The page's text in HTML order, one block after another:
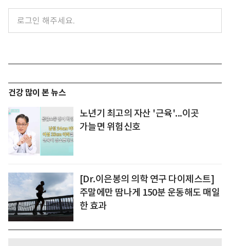
건강 많이 본 뉴스
노년기 최고의 자산 '근육'...이곳
가늘면 위험신호
[Dr.이은봉의 의학 연구 다이제스트]
주말에만 땀나게 150분 운동해도 매일
한 효과